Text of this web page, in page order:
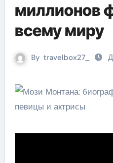
миллионов
всему миру
By travelbox27_